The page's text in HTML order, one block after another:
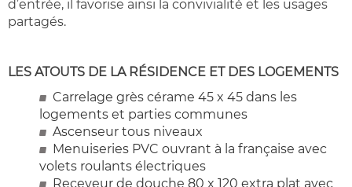
d’entrée, il favorise ainsi la convivialité et les usages
partagés.
LES ATOUTS DE LA RÉSIDENCE ET DES LOGEMENTS
Carrelage grès cérame 45 x 45 dans les
logements et parties communes
Ascenseur tous niveaux
Menuiseries PVC ouvrant à la française avec
volets roulants électriques
Receveur de douche 80 x 120 extra plat avec